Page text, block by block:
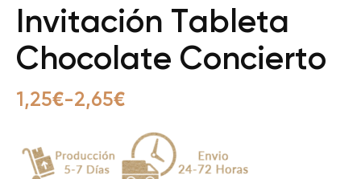
Invitación Tableta
Chocolate Concierto
1,25€-2,65€